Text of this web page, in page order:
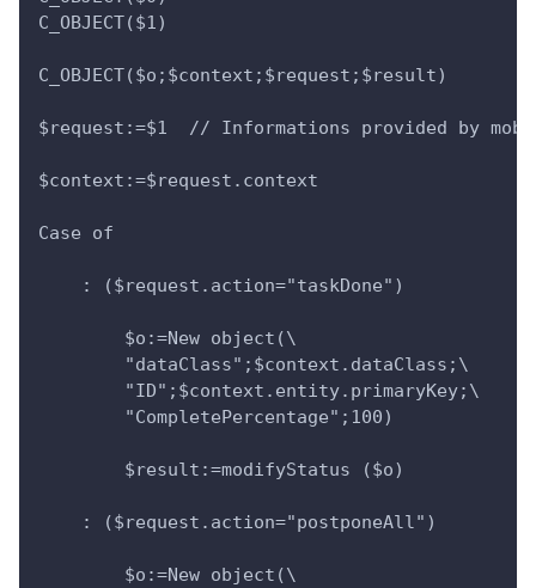
C_OBJECT($1)
C_OBJECT($o;$context;$request;$result)
$request:=$1  // Informations provided by
$context:=$request.context
Case of
    : ($request.action="taskDone")
        $o:=New object(\
        "dataClass";$context.dataClass;\
        "ID";$context.entity.primaryKey;\
        "CompletePercentage";100)
        $result:=modifyStatus ($o)
    : ($request.action="postponeAll")
        $o:=New object(\